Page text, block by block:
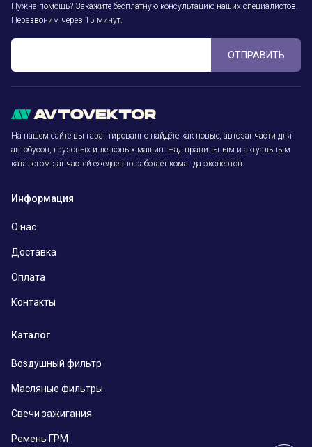
Нужна помощь? Закажите бесплатную консультацию наших специалистов.
Перезвоним через 15 минут.
ОТПРАВИТЬ
На нашем сайте вы гарантированно найдёте как новые, автозапчасти для
автобусов, грузовых и легковых машин. Над правильным и актуальным
каталогом запчастей ежедневно работает команда экспертов.
Информация
О нас
Доставка
Оплата
Контакты
Каталог
Воздушный фильтр
Масляные фильтры
Свечи зажигания
Ремень ГРМ